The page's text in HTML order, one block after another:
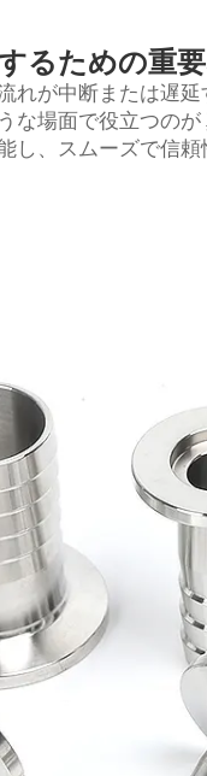
るための重
れが中断または遅
な場面で役立つのが
し、スムーズで信